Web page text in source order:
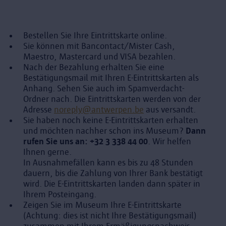
Bestellen Sie Ihre Eintrittskarte online.
Sie können mit Bancontact/Mister Cash,
Maestro, Mastercard und VISA bezahlen.
Nach der Bezahlung erhalten Sie eine
Bestätigungsmail mit Ihren E-Eintrittskarten als
Anhang. Sehen Sie auch im Spamverdacht-
Ordner nach. Die Eintrittskarten werden von der
Adresse noreply@antwerpen.be aus versandt.
Sie haben noch keine E-Eintrittskarten erhalten
und möchten nachher schon ins Museum? Dann
rufen Sie uns an: +32 3 338 44 00. Wir helfen
Ihnen gerne.
In Ausnahmefällen kann es bis zu 48 Stunden
dauern, bis die Zahlung von Ihrer Bank bestätigt
wird. Die E-Eintrittskarten landen dann später in
Ihrem Posteingang.
Zeigen Sie im Museum Ihre E-Eintrittskarte
(Achtung: dies ist nicht Ihre Bestätigungsmail)